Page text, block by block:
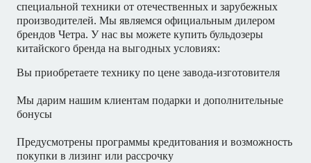
специальной техники от отечественных и зарубежных
производителей. Мы являемся официальным дилером
брендов Четра. У нас вы можете купить бульдозеры
китайского бренда на выгодных условиях:
Вы приобретаете технику по цене завода-изготовителя
Мы дарим нашим клиентам подарки и дополнительные
бонусы
Предусмотрены программы кредитования и возможность
покупки в лизинг или рассрочку